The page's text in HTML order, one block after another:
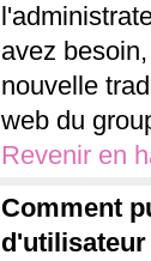
avez
nouvelle
web du
Revenir en
Comment
d'utilisateur